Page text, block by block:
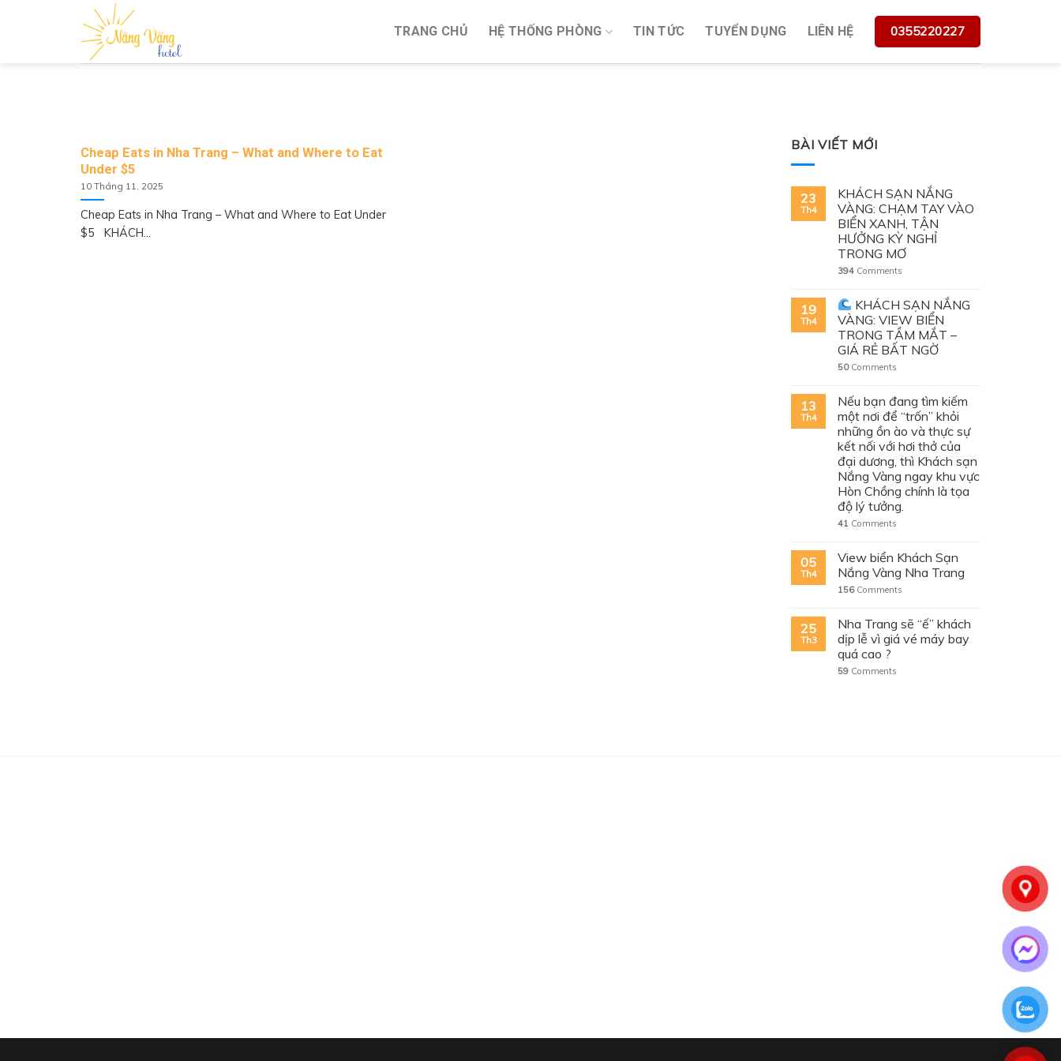
TRANG CHỦ HỆ THỐNG PHÒNG TIN TỨC TUYỂN DỤNG LIÊN HỆ 0355220227
Cheap Eats in Nha Trang – What and Where to Eat
Under $5
10 Tháng 11, 2025
Cheap Eats in Nha Trang – What and Where to Eat Under
$5 KHÁCH...
BÀI VIẾT MỚI
23
Th4
KHÁCH SẠN NẮNG
VÀNG: CHẠM TAY VÀO
BIỂN XANH, TẬN
HƯỞNG KỲ NGHỈ
TRONG MƠ
394 Comments
19
Th4
KHÁCH SẠN NẮNG
VÀNG: VIEW BIỂN
TRONG TẦM MẮT –
GIÁ RẺ BẤT NGỜ
50Comments
13
Th4
Nếu bạn đang tìm kiếm
một nơi để “trốn” khỏi
những ồn ào và thực sự
kết nối với hơi thở của
đại dương, thì Khách sạn
Nắng Vàng ngay khu vực
Hòn Chồng chính là tọa
độ lý tưởng.
41 Comments
05
Th4
View biển Khách Sạn
Nắng Vàng Nha Trang
156Comments
25
Th3
Nha Trang sẽ “ế” khách
dịp lễ vì giá vé máy bay
quá cao ?
59 Comments